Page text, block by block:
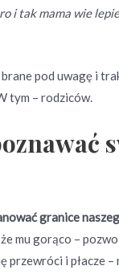
i tak mama wie
pod uwagę i
tym – rodziców.
granice
mu gorąco –
i płacze